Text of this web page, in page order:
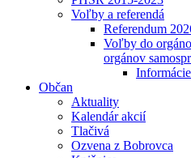
Voľby a referendá
Referendum
Voľby do
orgánov
Občan
Aktuality
Kalendár akcií
Tlačivá
Ozvena z Bobrovca